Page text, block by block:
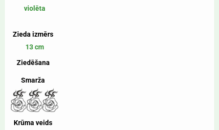
violēta
Zieda izmērs
13 cm
Ziedēšana
Smarža
Krūma veids